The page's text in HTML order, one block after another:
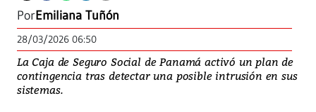
PorEmiliana Tuñón
28/03/2026 06:50
La Caja de Seguro Social de Panamá activó un plan de
contingencia tras detectar una posible intrusión en sus
sistemas.